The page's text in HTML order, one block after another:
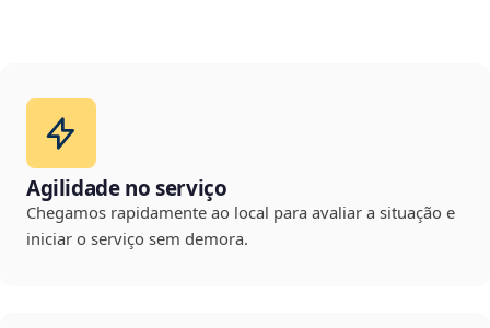
Agilidade no serviço
Chegamos rapidamente ao local para avaliar a situação e
iniciar o serviço sem demora.